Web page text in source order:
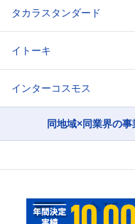
タカラスタンダード
イトーキ
インターコスモス
同地域×同業界の